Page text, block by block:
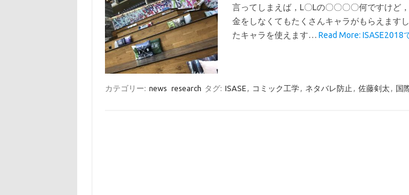
言ってしまえば，L〇Lの〇〇〇〇何ですけど
金をしなくてもたくさんキャラがもらえます
たキャラを使えます… Read More: ISASE2018
カテゴリー: news research タグ: ISASE, コミック工学, ネタバレ防止 , 佐藤剣太, 国